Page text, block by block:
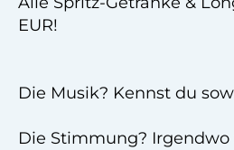
EUR!
Die Musik? Kennst du
Die Stimmung? Irgendwo